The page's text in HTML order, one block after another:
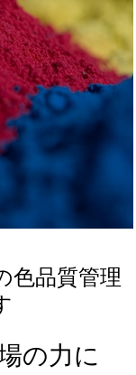
色品質管理
の力に